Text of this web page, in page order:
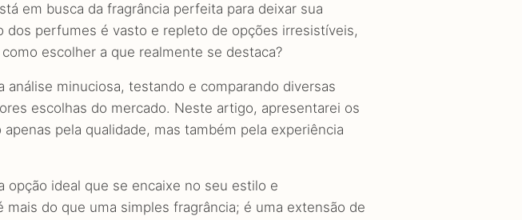
em busca da fragrância perfeita para deixar sua
dos perfumes é vasto e repleto de opções irresistíveis,
escolher a que realmente se destaca?
análise minuciosa, testando e comparando diversas
escolhas do mercado. Neste artigo, apresentarei os
pela qualidade, mas também pela experiência
opção ideal que se encaixe no seu estilo e
do que uma simples fragrância; é uma extensão de